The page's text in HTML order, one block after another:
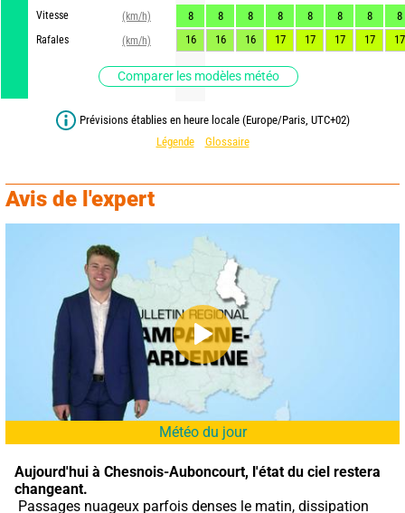
Vitesse
(km/h)
Rafales
(km/h)
Comparer les modèles météo
8
8 8 8 8 8 8
8
16
16 16 17 17 17 17 17
Prévisions établies en heure locale (Europe/Paris, UTC+02)
Légende
Glossaire
Avis de l'expert
Météo du jour
Aujourd'hui à Chesnois-Auboncourt, l'état du ciel restera
changeant.